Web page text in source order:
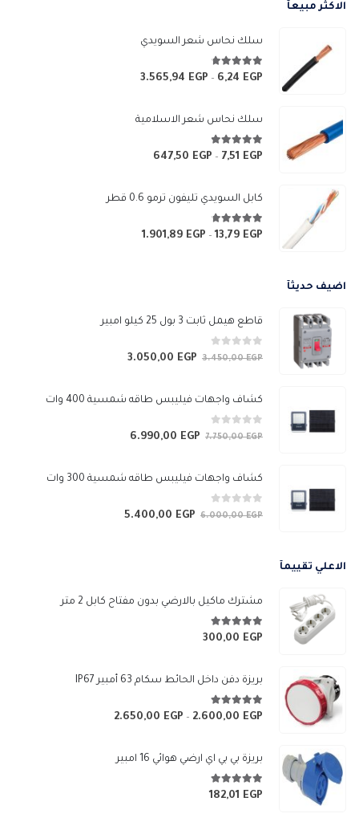
الاكثر مبيعآ
سلك نحاس شعر السويدي
4.67 من 5
6,24 EGP
–
3.565,94 EGP
نطاق
منسلك نحاس شعر الاسلامية
4.83 من 5
7,51 EGP
–
647,50 EGP
من
خلال
كابل السويدي تليفون ترمو 0.6 قطر
4.67 من 5
13,79 EGP
–
1.901,89 EGP
نطاق
اضيف حديثآ
قاطع هيمل ثابت 3 بول 25 كيلو امبير
0 من 53.450,00EGP
السعر
هو:
3.050,00 EGP
السعر
هو:
كشاف واجهات فيليبس طاقه شمسية 400 وات
0 من 57.750,00EGP
السعر
هو:
6.990,00 EGP
هو:
كشاف واجهات فيليبس طاقه شمسية 300 وات
0 من 56.000,00EGP
السعر5.400,00 EGP
السعر
الاعلي تقييمآ
مشترك ماكيل بالارضي بدون مفتاح كابل 2 متر
5.00 من 5
300,00 EGP
بريزة دفن داخل الحائط سكام 63 أمبير IP67
5.00 من 5
2.600,00 EGP
–
2.650,00 EGP
بريزة بي بي اي ارضي هوائي 16 امبير
5.00 من 5
182,01 EGP